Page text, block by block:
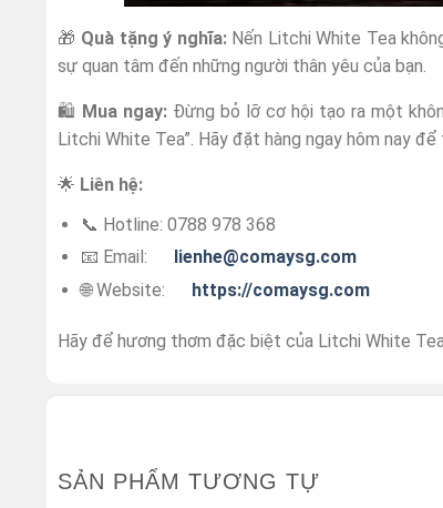
🎁 Quà tặng ý nghĩa:Nến Litchi White Tea
sự quan tâm đến những người thân yêu của bạn.
🛍️ Mua ngay:Đừng bỏ lỡ cơ hội tạo ra một
Litchi White Tea”. Hãy đặt hàng ngay hôm nay
🌟 Liên hệ:
📞 Hotline: 0788 978 368
📧 Email:
lienhe@comaysg.com
🌐 Website:
https://comaysg.com
Hãy để hương thơm đặc biệt của Litchi White
SẢN PHẨM TƯƠNG TỰ